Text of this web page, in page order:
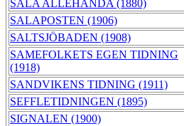
SALA ALLEHANDA (1880)
SALAPOSTEN (1906)
SALTSJÖBADEN (1908)
SAMEFOLKETS EGEN TIDNING
(1918)
SANDVIKENS TIDNING (1911)
SEFFLETIDNINGEN (1895)
SIGNALEN (1900)